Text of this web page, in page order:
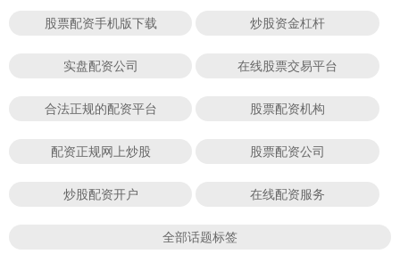
股票配资手机版下载 炒股资金杠杆
实盘配资公司 在线股票交易平台
合法正规的配资平台 股票配资机构
配资正规网上炒股 股票配资公司
炒股配资开户 在线配资服务
全部话题标签